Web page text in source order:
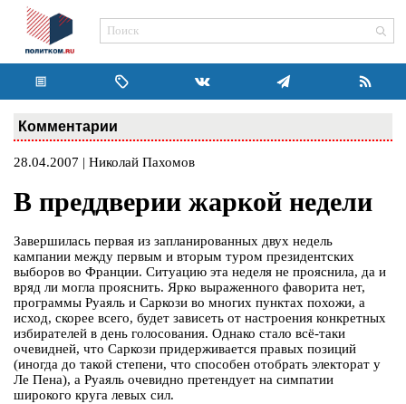
Комментарии
28.04.2007 | Николай Пахомов
В преддверии жаркой недели
Завершилась первая из запланированных двух недель
кампании между первым и вторым туром президентских
выборов во Франции. Ситуацию эта неделя не прояснила, да и
вряд ли могла прояснить. Ярко выраженного фаворита нет,
программы Руаяль и Саркози во многих пунктах похожи, а
исход, скорее всего, будет зависеть от настроения конкретных
избирателей в день голосования. Однако стало всё-таки
очевидней, что Саркози придерживается правых позиций
(иногда до такой степени, что способен отобрать электорат у
Ле Пена), а Руаяль очевидно претендует на симпатии
широкого круга левых сил.